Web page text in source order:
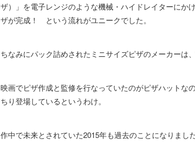
ザ）」を電子レンジのような機械・ハイドレイターにか
ザが完成！ という流れがユニークでした。
ちなみにパック詰めされたミニサイズピザのメーカーは
映画でピザ作成と監修を行なっていたのがピザハットな
ちり登場しているというわけ。
作中で未来とされていた2015年も過去のことになりまし